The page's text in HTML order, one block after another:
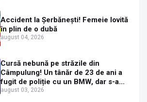
Accident la Șerbănești! Femeie lovită
în plin de o dubă
august 04, 2026
Cursă nebună pe străzile din
Câmpulung! Un tânăr de 23 de ani a
fugit de poliție cu un BMW, dar s-a
oprit într-un gard de pe strada
august 03, 2026